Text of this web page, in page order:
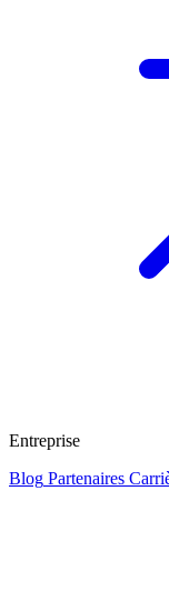
Entreprise
Blog Partenaires